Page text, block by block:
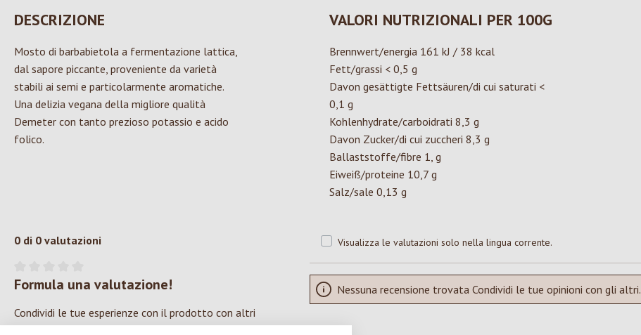
DESCRIZIONE
Mosto di barbabietola a fermentazione lattica,
dal sapore piccante, proveniente da varietà
stabili ai semi e particolarmente aromatiche.
Una delizia vegana della migliore qualità
Demeter con tanto prezioso potassio e acido
folico.
VALORI NUTRIZIONALI PER 100G
Brennwert/energia 161 kJ / 38 kcal
Fett/grassi < 0,5 g
Davon gesättigte Fettsäuren/di cui saturati <
0,1 g
Kohlenhydrate/carboidrati 8,3 g
Davon Zucker/di cui zuccheri 8,3 g
Ballaststoffe/fibre 1, g
Eiweiß/proteine 10,7 g
Salz/sale 0,13 g
0 di 0 valutazioni
Valutazione media di 0 su 5 stelle
Formula una valutazione!
Condividi le tue esperienze con il prodotto con altri
Visualizza le valutazioni solo nella lingua corrente.
Nessuna recensione trovata Condividi le tue opinioni con gli altri.